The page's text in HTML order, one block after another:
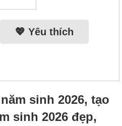
💖 Yêu thích
sinh 2026, tạo
sinh 2026 đẹp,